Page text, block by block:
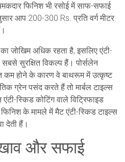
फिनिश भी रसोई में साफ-सफाई
आप 200-300 Rs. प्रति वर्ग मीटर
जोखिम अधिक रहता है, इसलिए एंटी-
सुरक्षित विकल्प हैं। पोर्सलेन
होने के कारण वे बाथरूम में उत्कृष्ट
ग्रेन पसंद करते हैं तो मार्बल टाइल्स
स्किड कोटिंग वाले विट्रिफाइड
के मामले में मैट एंटी-स्किड टाइल्स
देती हैं।
और सफाई